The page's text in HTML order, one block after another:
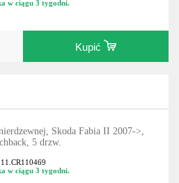
w ciągu 3 tygodni.
Kupić
Skoda Fabia II 2007->,
5 drzw.
11.CR110469
w ciągu 3 tygodni.